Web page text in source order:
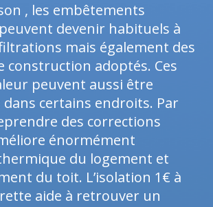
, les embêtements
devenir habituels à
mais également des
construction adoptés. Ces
peuvent aussi être
certains endroits. Par
des corrections
énormément
du logement et
du toit. L’isolation 1€ à
aide à retrouver un